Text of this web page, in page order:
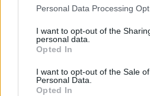
Please note that this website/app
not limited to your visit or usage
grant or deny consent to Google
use your data for below specified
consent section.
Personal Data Processing
I want to opt-out of the
personal data.
Opted In
I want to opt-out of the Sale
Personal Data.
Opted In